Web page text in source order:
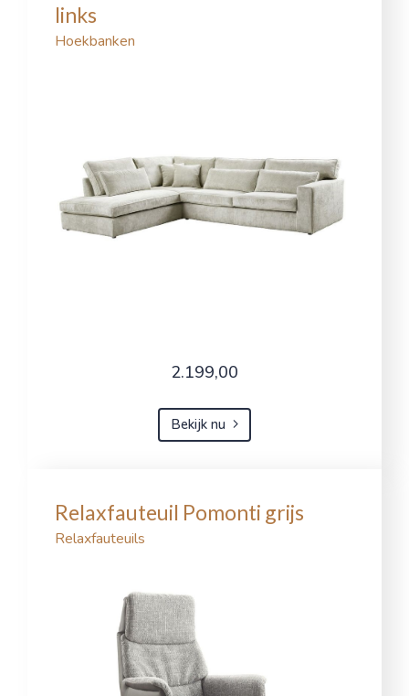
links
Hoekbanken
2.199,00
Bekijk nu
Relaxfauteuil Pomonti grijs
Relaxfauteuils